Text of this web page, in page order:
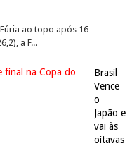
ao topo após 16
a F...
Brasil
Vence
o
Japão e
vai às
oitavas